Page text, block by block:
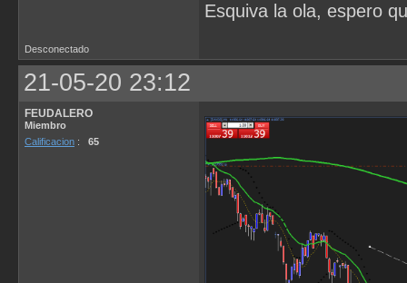
Esquiva la ola, espero
Desconectado
21-05-20 23:12
FEUDALERO
Miembro
Calificacion : 65